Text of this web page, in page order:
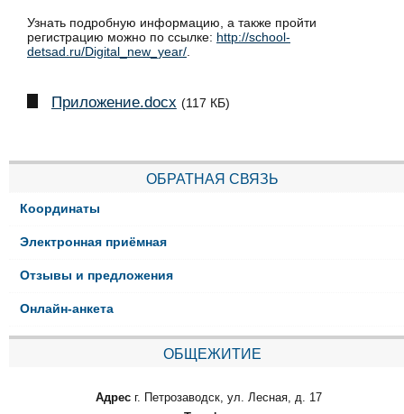
Узнать подробную информацию, а также пройти
регистрацию можно по ссылке: http://school-
detsad.ru/Digital_new_year/
Приложение.docx (117 КБ)
ОБРАТНАЯ СВЯЗЬ
Координаты
Электронная приёмная
Отзывы и предложения
Онлайн-анкета
ОБЩЕЖИТИЕ
Адрес г. Петрозаводск, ул. Лесная, д. 17